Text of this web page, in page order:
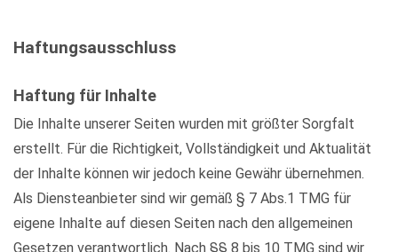
Haftungsausschluss
Haftung für Inhalte
Die Inhalte unserer Seiten wurden mit größter Sorgfalt
erstellt. Für die Richtigkeit, Vollständigkeit und Aktualität
der Inhalte können wir jedoch keine Gewähr übernehmen.
Als Diensteanbieter sind wir gemäß § 7 Abs.1 TMG für
eigene Inhalte auf diesen Seiten nach den allgemeinen
Gesetzen verantwortlich. Nach §§ 8 bis 10 TMG sind wir